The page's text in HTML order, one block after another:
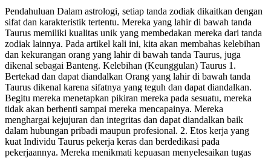
Pendahuluan Dalam astrologi, setiap tanda zodiak dikaitkan dengan
sifat dan karakteristik tertentu. Mereka yang lahir di bawah tanda
Taurus memiliki kualitas unik yang membedakan mereka dari tanda
zodiak lainnya. Pada artikel kali ini, kita akan membahas kelebihan
dan kekurangan orang yang lahir di bawah tanda Taurus, juga
dikenal sebagai Banteng. Kelebihan (Keunggulan) Taurus 1.
Bertekad dan dapat diandalkan Orang yang lahir di bawah tanda
Taurus dikenal karena sifatnya yang teguh dan dapat diandalkan.
Begitu mereka menetapkan pikiran mereka pada sesuatu, mereka
tidak akan berhenti sampai mereka mencapainya. Mereka
menghargai kejujuran dan integritas dan dapat diandalkan baik
dalam hubungan pribadi maupun profesional. 2. Etos kerja yang
kuat Individu Taurus pekerja keras dan berdedikasi pada
pekerjaannya. Mereka menikmati kepuasan menyelesaikan tugas